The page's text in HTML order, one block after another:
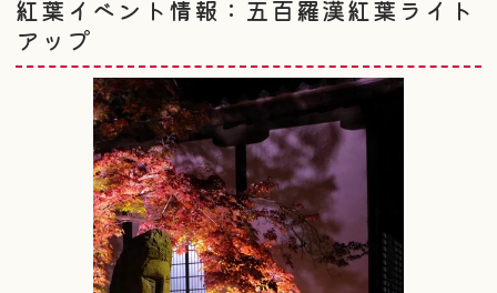
紅葉イベント情報：五百羅漢紅葉ライト
アップ